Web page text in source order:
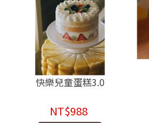
快樂兒童蛋糕3.0
NT$988